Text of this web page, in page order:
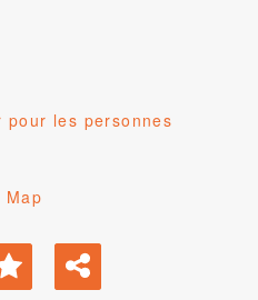
pour les personnes
Map